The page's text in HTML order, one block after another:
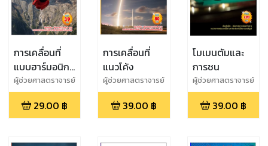
การเคลื่อนที่
แบบฮาร์มอนิกอ
ย่างง่าย
ผู้ช่วยศาสตราจารย์
สุชาติ สุภาพ
29.00 ฿
การเคลื่อนที่
แนวโค้ง
ผู้ช่วยศาสตราจารย์
สุชาติ สุภาพ
39.00 ฿
โมเมนตัมและ
การชน
ผู้ช่วยศาสตราจารย์
สุชาติ สุภาพ
39.00 ฿